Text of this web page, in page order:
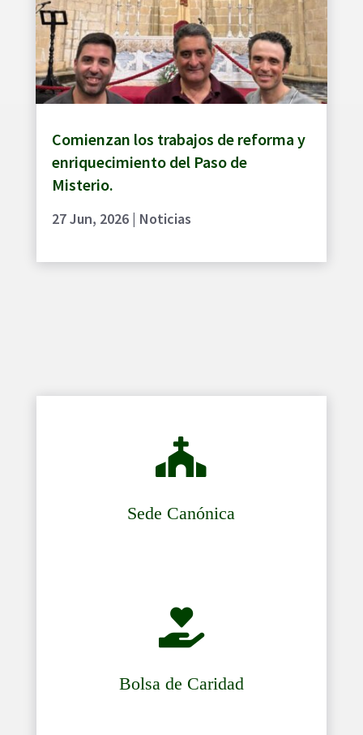
Comienzan los trabajos de reforma y
enriquecimiento del Paso de
Misterio.
27 Jun, 2026| Noticias

Sede Canónica

Bolsa de Caridad